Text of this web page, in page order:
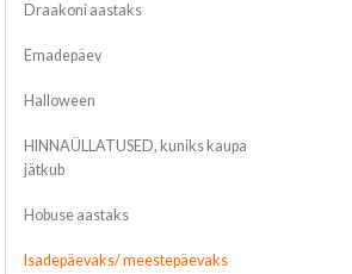
Draakoni aastaks
Emadepäev
Halloween
HINNAÜLLATUSED, kuniks kaupa
jätkub
Hobuse aastaks
Isadepäevaks/ meestepäevaks